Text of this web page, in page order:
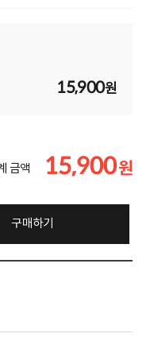
15,900원
금액 15,900원
구매하기